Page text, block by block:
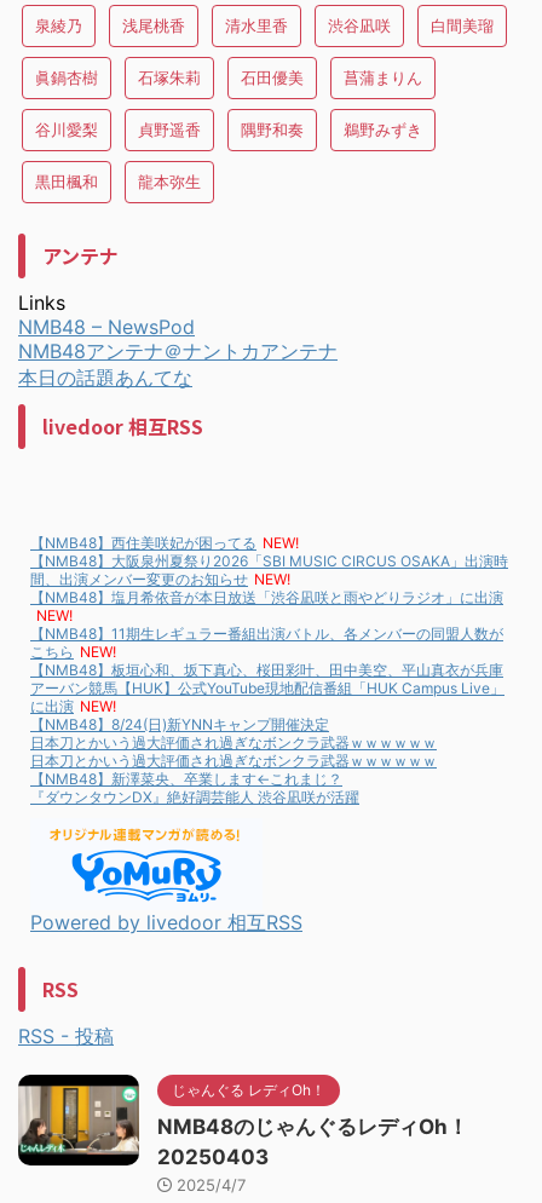
泉綾乃 浅尾桃香 清水里香 渋谷凪咲 白間美瑠
眞鍋杏樹 石塚朱莉 石田優美 菖蒲まりん
谷川愛梨 貞野遥香 隅野和奏 鵜野みずき
黒田楓和 龍本弥生
アンテナ
Links
NMB48 – NewsPod
NMB48アンテナ＠ナントカアンテナ
本日の話題あんてな
livedoor 相互RSS
【NMB48】西住美咲妃が困ってる NEW!
【NMB48】大阪泉州夏祭り2026「SBI MUSIC CIRCUS OSAKA」出演時
間、出演メンバー変更のお知らせ NEW!
【NMB48】塩月希依音が本日放送「渋谷凪咲と雨やどりラジオ」に出演
NEW!
【NMB48】11期生レギュラー番組出演バトル、各メンバーの同盟人数が
こちら NEW!
【NMB48】板垣心和、坂下真心、桜田彩叶、田中美空、平山真衣が兵庫
アーバン競馬【HUK】公式YouTube現地配信番組「HUK Campus Live」
に出演 NEW!
【NMB48】8/24(日)新YNNキャンプ開催決定
日本刀とかいう過大評価され過ぎなボンクラ武器ｗｗｗｗｗｗ
日本刀とかいう過大評価され過ぎなボンクラ武器ｗｗｗｗｗｗ
【NMB48】新澤菜央、卒業します←これまじ？
『ダウンタウンDX』絶好調芸能人 渋谷凪咲が活躍
Powered by livedoor 相互RSS
RSS
RSS - 投稿
じゃんぐる レディOh！
NMB48のじゃんぐるレディOh！
20250403
2025/4/7